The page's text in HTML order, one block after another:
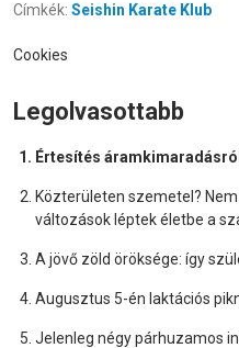
Címkék: Seishin Karate Klub
Cookies
Legolvasottabb
Értesítés
Közterületen szemetel?
változások léptek életbe a
A jövő zöld öröksége: így
Augusztus 5-én laktációs
Jelenleg négy párhuzamos